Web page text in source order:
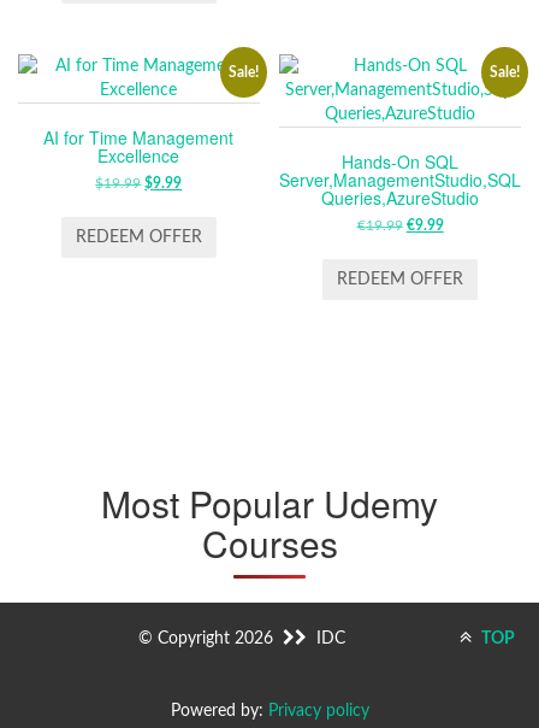
Sale!
AI for Time Management
Excellence
$19.99 ORIGINAL
WAS:
$9.99CURRENT
IS:
REDEEM OFFER
Sale!
Hands-On SQL
Server,ManagementStudio,SQL
Queries,AzureStudio
€19.99 ORIGINAL
WAS:
€9.99CURRENT
IS:
REDEEM OFFER
Most Popular Udemy
Courses
© Copyright 2026 IDC TOP
Powered by: Privacy policy